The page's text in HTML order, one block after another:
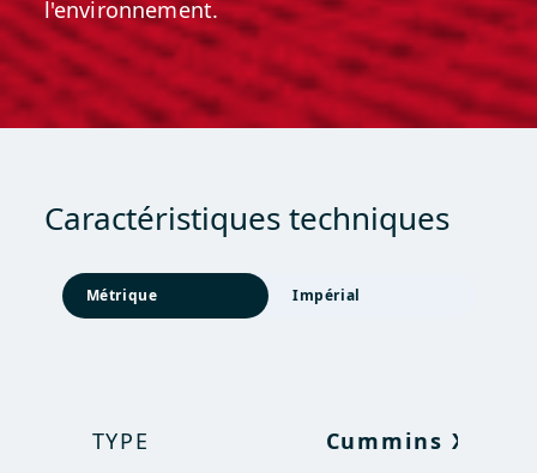
l'environnement.
Caractéristiques techniques
TYPE
Cummins X 12
TYPE
Cummins
Métrique Impérial